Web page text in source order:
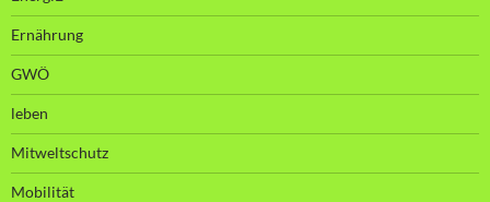
Ernährung
GWÖ
leben
Mitweltschutz
Mobilität